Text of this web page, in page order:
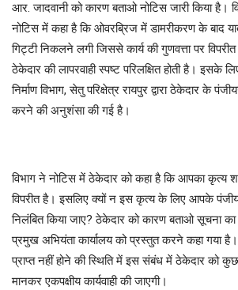
आर. जादवानी को कारण बताओ नोटिस जारी किया है।
नोटिस में कहा है कि ओवरब्रिज में डामरीकरण के बाद
गिट्टी निकलने लगी जिससे कार्य की गुणवत्ता पर
ठेकेदार की लापरवाही स्पष्ट परिलक्षित होती है। इसके
निर्माण विभाग, सेतु परिक्षेत्र रायपुर द्वारा ठेकेदार के
करने की अनुशंसा की गई है।
विभाग ने नोटिस में ठेकेदार को कहा है कि आपका कृत्य
विपरीत है। इसलिए क्यों न इस कृत्य के लिए आपके
निलंबित किया जाए? ठेकेदार को कारण बताओ सूचना
प्रमुख अभियंता कार्यालय को प्रस्तुत करने कहा गया
प्राप्त नहीं होने की स्थिति में इस संबंध में ठेकेदार को
मानकर एकपक्षीय कार्यवाही की जाएगी।